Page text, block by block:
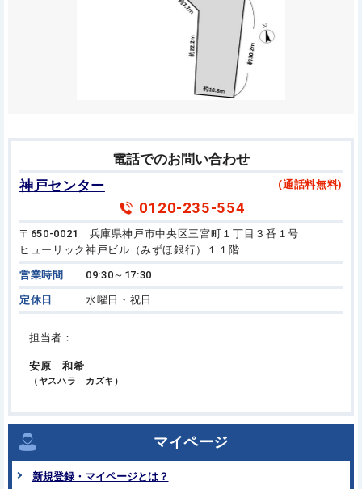
電話でのお問い合わせ
神戸センター
(通話料無料)
0120-235-554
〒650-0021 兵庫県神戸市中央区三宮町１丁目３番１号
ヒューリック神戸ビル（みずほ銀行）１１階
営業時間 09:30～17:30
定休日 水曜日・祝日
担当者：
安原 和希
（ヤスハラ カズキ）
マイページ
新規登録・マイページとは？